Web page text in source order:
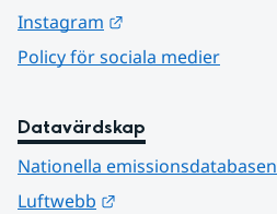
Instagram
Policy för sociala medier
Datavärdskap
Nationella emissionsdatabasen
Luftwebb